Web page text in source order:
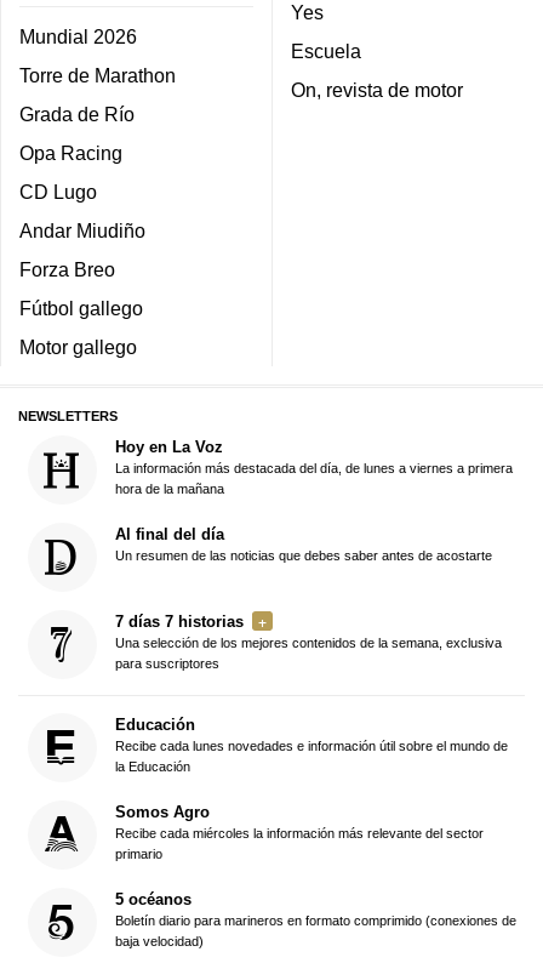
Mundial 2026
Torre de Marathon
Grada de Río
Opa Racing
CD Lugo
Andar Miudiño
Forza Breo
Fútbol gallego
Motor gallego
Yes
Escuela
On, revista de motor
NEWSLETTERS
Hoy en La Voz
La información más destacada del día, de lunes a viernes a primera
hora de la mañana
Al final del día
Un resumen de las noticias que debes saber antes de acostarte
7 días 7 historias
Una selección de los mejores contenidos de la semana, exclusiva
para suscriptores
Educación
Recibe cada lunes novedades e información útil sobre el mundo de
la Educación
Somos Agro
Recibe cada miércoles la información más relevante del sector
primario
5 océanos
Boletín diario para marineros en formato comprimido (conexiones de
baja velocidad)